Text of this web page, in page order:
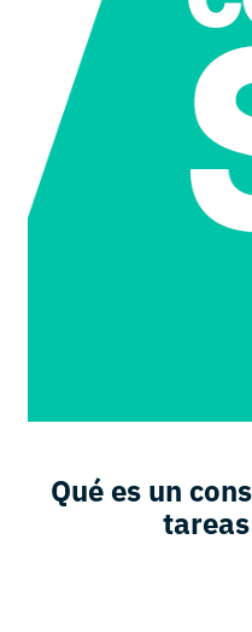
Qué es un